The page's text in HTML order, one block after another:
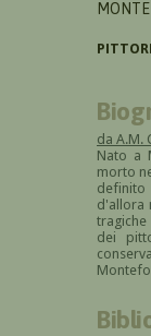
da A.M.
Nato a
morto
definito
d'allora
dei